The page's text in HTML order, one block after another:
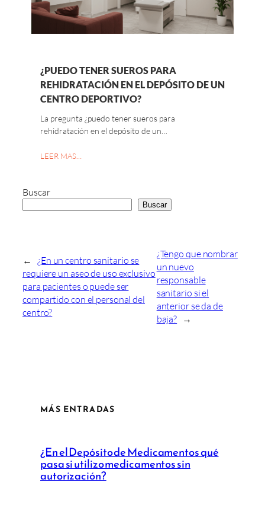
¿PUEDO TENER SUEROS PARA
REHIDRATACIÓN EN EL DEPÓSITO DE UN
CENTRO DEPORTIVO?
La pregunta ¿puedo tener sueros para
rehidratación en el depósito de un…
LEER MAS…
Buscar
Buscar
← ¿En un centro sanitario se
requiere un aseo de uso exclusivo
para pacientes o puede ser
compartido con el personal del
centro?
¿Tengo que nombrar
un nuevo
responsable
sanitario si el
anterior se da de
baja? →
MÁS ENTRADAS
¿En el Depósito de Medicamentos qué
pasa si utilizo medicamentos sin
autorización?